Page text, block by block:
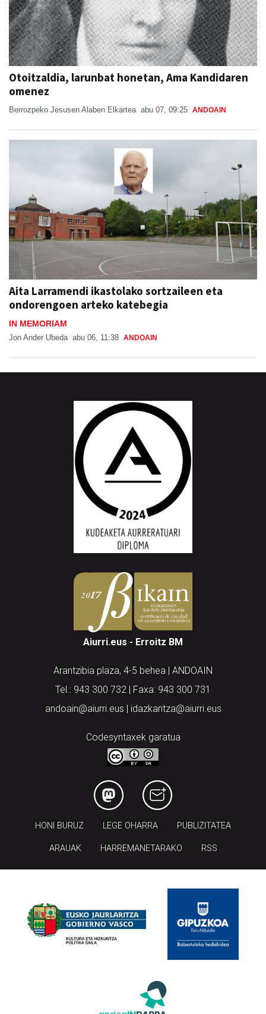
Otoitzaldia, larunbat honetan, Ama Kandidaren
omenez
Berrozpeko Jesusen Alaben Elkartea abu 07, 09:25 ANDOAIN
Aita Larramendi ikastolako sortzaileen eta
ondorengoen arteko katebegia
IN MEMORIAM
Jon Ander Ubeda abu 06, 11:38 ANDOAIN
Aiurri.eus - Erroitz BM
Arantzibia plaza, 4-5 behea | ANDOAIN
Tel.: 943 300 732 | Faxa: 943 300 731
andoain@aiurri.eus | idazkaritza@aiurri.eus
Codesyntaxek garatua
HONI BURUZ LEGE OHARRA PUBLIZITATEA
ARAUAK HARREMANETARAKO RSS